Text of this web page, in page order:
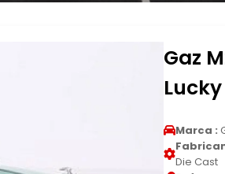
Gaz
Marca :
Die Cast